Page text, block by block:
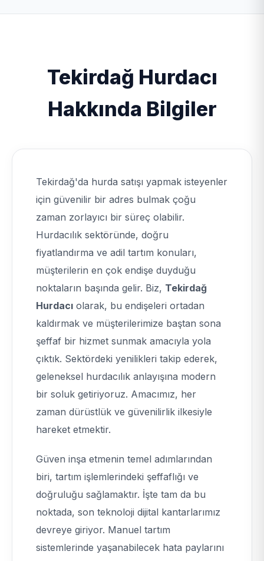
yöntemi ile çalışmaktadır.
Tekirdağ Hurdacı
Hakkında Bilgiler
Tekirdağ'da hurda satışı yapmak isteyenler
için güvenilir bir adres bulmak çoğu
zaman zorlayıcı bir süreç olabilir.
Hurdacılık sektöründe, doğru
fiyatlandırma ve adil tartım konuları,
müşterilerin en çok endişe duyduğu
noktaların başında gelir. Biz, Tekirdağ
Hurdacı olarak, bu endişeleri ortadan
kaldırmak ve müşterilerimize baştan sona
şeffaf bir hizmet sunmak amacıyla yola
çıktık. Sektördeki yenilikleri takip ederek,
geleneksel hurdacılık anlayışına modern
bir soluk getiriyoruz. Amacımız, her
zaman dürüstlük ve güvenilirlik ilkesiyle
hareket etmektir.
Güven inşa etmenin temel adımlarından
biri, tartım işlemlerindeki şeffaflığı ve
doğruluğu sağlamaktır. İşte tam da bu
noktada, son teknoloji dijital kantarlarımız
devreye giriyor. Manuel tartım
sistemlerinde yaşanabilecek hata paylarını